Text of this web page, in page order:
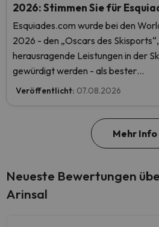
2026: Stimmen Sie für
Esquiades.com wurde bei den
2026 - den „Oscars des
herausragende Leistungen in der
gewürdigt werden - als bester
Skiurlaubveranstalter der Welt
ersten Platz zu erreichen!
Veröffentlicht: 07.08.2026
Mehr Info
Neueste Bewertungen
Arinsal